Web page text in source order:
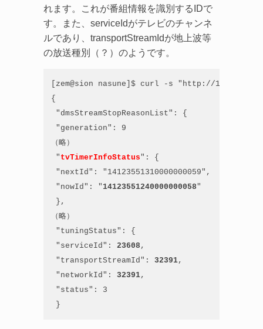
れます。これが番組情報を識別するIDで
す。また、serviceIdがテレビのチャンネ
ルであり、transportStreamIdが地上波等
の放送種別（？）のようです。
[zem@sion nasune]$ curl -s "http://
{
"dmsStreamStopReasonList": {
"generation": 9
（略）
" tvTimerInfoStatus": {
"nextId": "14123551310000000059",
"nowId": " 14123551240000000058"
},
（略）
"tuningStatus": {
"serviceId": 23608 ,
"transportStreamId": 32391,
"networkId": 32391,
"status": 3
}